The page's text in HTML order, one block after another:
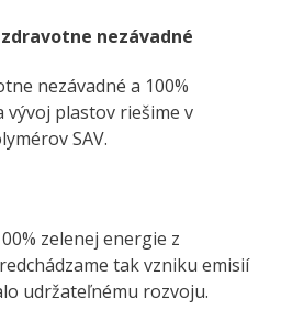
nezávadné
nezávadné a 100%
vývoj plastov riešime v
SAV.
zelenej energie z
tak vzniku emisií
udržateľnému rozvoju.